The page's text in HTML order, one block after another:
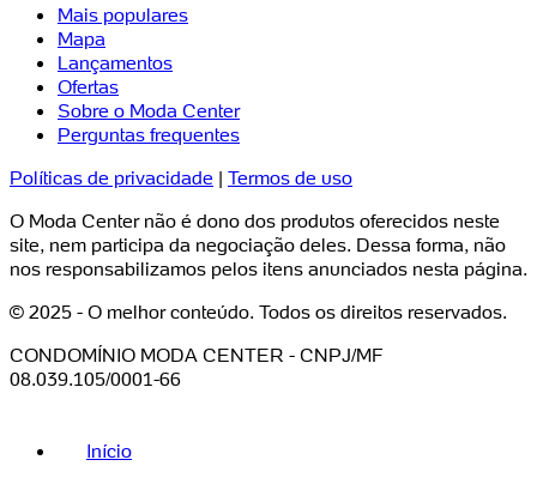
Mais populares
Mapa
Lançamentos
Ofertas
Sobre o Moda Center
Perguntas frequentes
Políticas de privacidade | Termos de uso
O Moda Center não é dono dos produtos oferecidos neste
site, nem participa da negociação deles. Dessa forma, não
nos responsabilizamos pelos itens anunciados nesta página.
© 2025 - O melhor conteúdo. Todos os direitos reservados.
CONDOMÍNIO MODA CENTER - CNPJ/MF
08.039.105/0001-66
Início